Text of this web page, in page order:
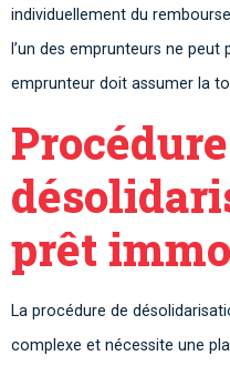
individuellement du
l’un des emprunteurs ne
emprunteur doit assumer la
prêt
La procédure de
complexe et nécessite une